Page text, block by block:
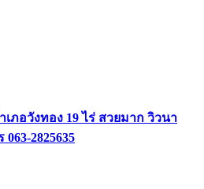
อวังทอง 19 ไร่ สวยมาก วิวนา
2825635